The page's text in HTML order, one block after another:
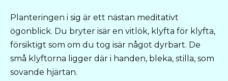
Planteringen i sig är ett nästan meditativt
ögonblick. Du bryter isär en vitlök, klyfta för klyfta,
försiktigt som om du tog isär något dyrbart. De
små klyftorna ligger där i handen, bleka, stilla, som
sovande hjärtan.